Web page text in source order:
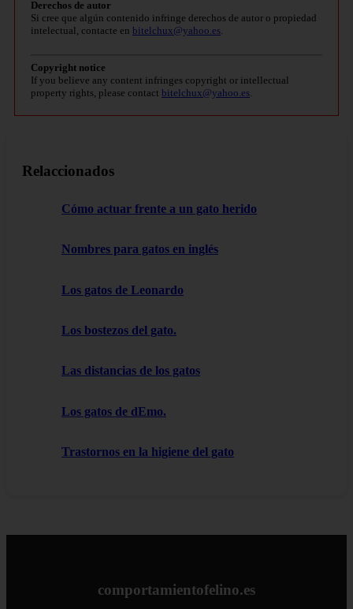
Derechos de autor
Si cree que algún contenido infringe derechos de autor o propiedad
intelectual, contacte en bitelchux@yahoo.es
Copyright notice
If you believe any content infringes copyright or intellectual
property rights, please contact bitelchux@yahoo.es
Relaccionados
Cómo actuar frente a un gato herido
Nombres para gatos en inglés
Los gatos de Leonardo
Los bostezos del gato.
Las distancias de los gatos
Los gatos de dEmo.
Trastornos en la higiene del gato
comportamientofelino.es